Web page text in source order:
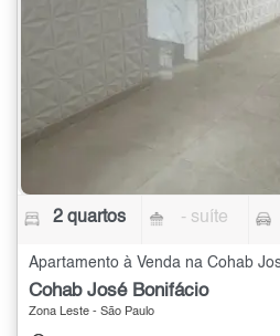
2 quartos - suíte
Cohab José Bonifácio
Zona Leste - São Paulo